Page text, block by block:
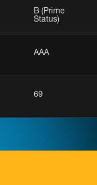
B (Prime
Status)
AAA
69